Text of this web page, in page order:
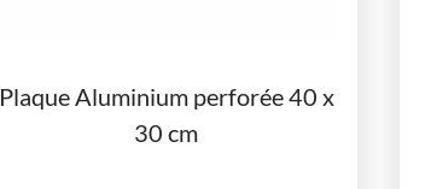
Plaque Aluminium perforée 40 x
30 cm